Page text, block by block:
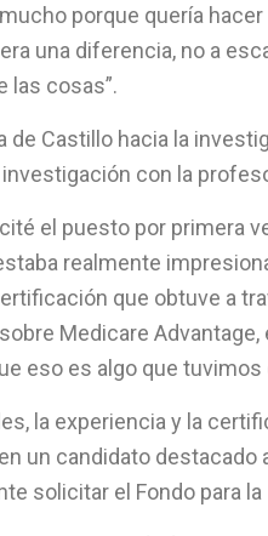
porque quería
una diferencia, no a
las cosas”.
de Castillo hacia la
con la
el puesto por primera
realmente
que obtuve a
Medicare
eso es algo que tuvimos
la experiencia y la
un candidato
solicitar el Fondo para